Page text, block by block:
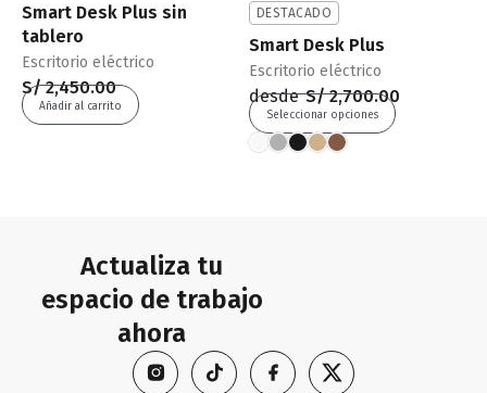
Smart Desk Plus sin
tablero
Escritorio eléctrico
S/2,450.00
Añadir al carrito
DESTACADO
Smart Desk Plus
Escritorio eléctrico
desde S/2,700.00
Seleccionar opciones
Actualiza tu
espacio de trabajo
ahora